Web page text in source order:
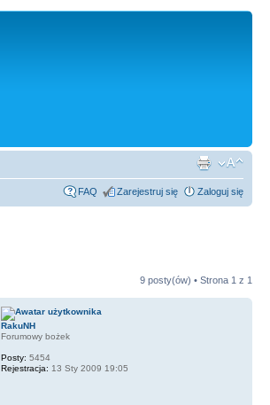
FAQ Zarejestruj się Zaloguj się
9 posty(ów) • Strona 1 z 1
RakuNH
Forumowy bożek
Posty: 5454
Rejestracja: 13 Sty 2009 19:05